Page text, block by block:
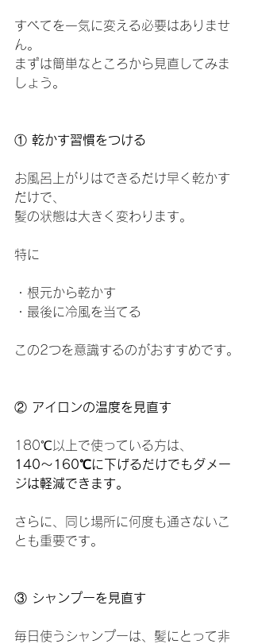
すべてを一気に変える必要はありませ
ん。
まずは簡単なところから見直してみま
しょう。
① 乾かす習慣をつける
お風呂上がりはできるだけ早く乾かす
だけで、
髪の状態は大きく変わります。
特に
・根元から乾かす
・最後に冷風を当てる
この2つを意識するのがおすすめです。
② アイロンの温度を見直す
180℃以上で使っている方は、
140〜160℃に下げるだけでもダメー
ジは軽減できます。
さらに、同じ場所に何度も通さないこ
とも重要です。
③ シャンプーを見直す
毎日使うシャンプーは、髪にとって非